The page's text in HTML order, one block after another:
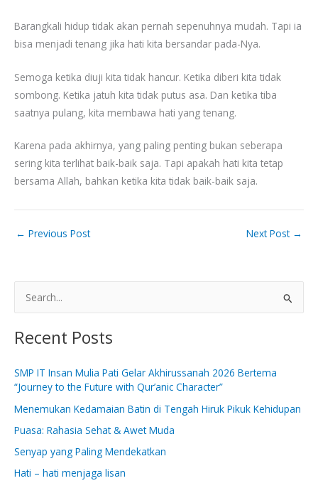
Barangkali hidup tidak akan pernah sepenuhnya mudah. Tapi ia
bisa menjadi tenang jika hati kita bersandar pada-Nya.
Semoga ketika diuji kita tidak hancur. Ketika diberi kita tidak
sombong. Ketika jatuh kita tidak putus asa. Dan ketika tiba
saatnya pulang, kita membawa hati yang tenang.
Karena pada akhirnya, yang paling penting bukan seberapa
sering kita terlihat baik-baik saja. Tapi apakah hati kita tetap
bersama Allah, bahkan ketika kita tidak baik-baik saja.
← Previous Post Next Post →
a
c
h
f
o
r
:
Recent Posts
SMP IT Insan Mulia Pati Gelar Akhirussanah 2026 Bertema
“Journey to the Future with Qur’anic Character”
Menemukan Kedamaian Batin di Tengah Hiruk Pikuk Kehidupan
Puasa: Rahasia Sehat & Awet Muda
Senyap yang Paling Mendekatkan
Hati – hati menjaga lisan